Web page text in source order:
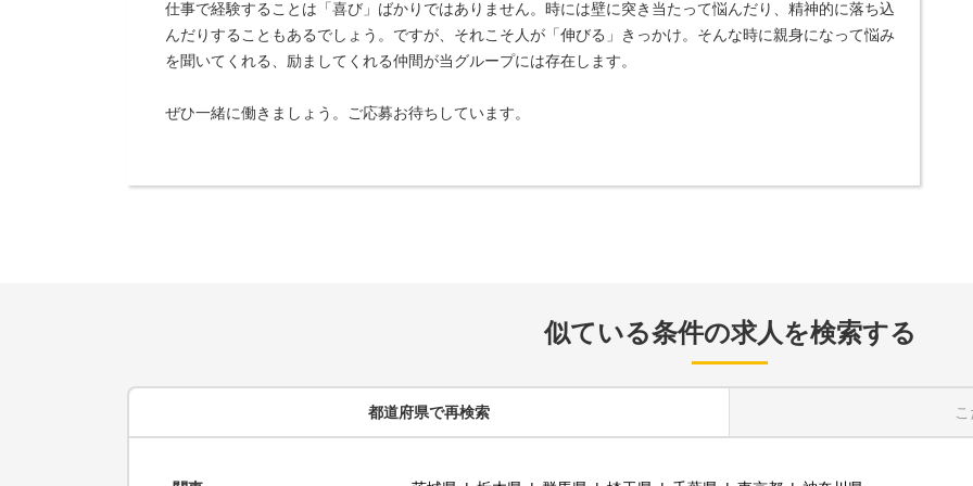
仕事で経験することは「喜び」ばかりではありません。時には壁に突き当たって悩んだり、精神的に落ち込
んだりすることもあるでしょう。ですが、それこそ人が「伸びる」きっかけ。そんな時に親身になって悩み
を聞いてくれる、励ましてくれる仲間が当グループには存在します。
ぜひ一緒に働きましょう。ご応募お待ちしています。
似ている条件の求人を検索する
都道府県で再検索